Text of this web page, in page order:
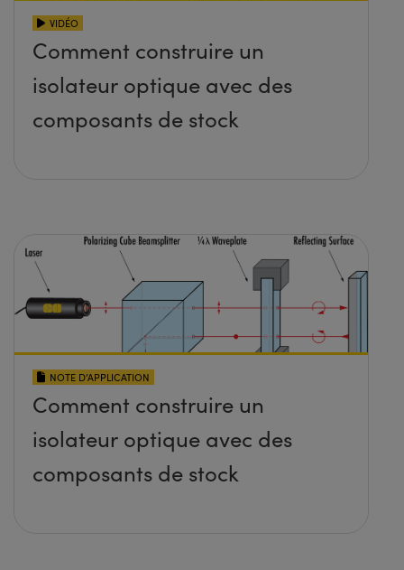
VIDÉO
Comment construire un
isolateur optique avec des
composants de stock
NOTE D’APPLICATION
Comment construire un
isolateur optique avec des
composants de stock